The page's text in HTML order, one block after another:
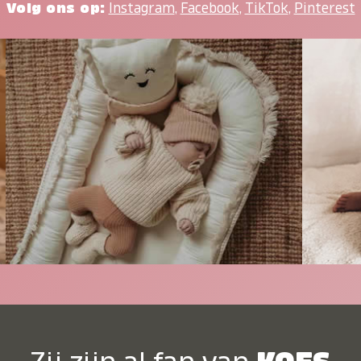
Volg ons op: Instagram, Facebook, TikTok, Pinterest